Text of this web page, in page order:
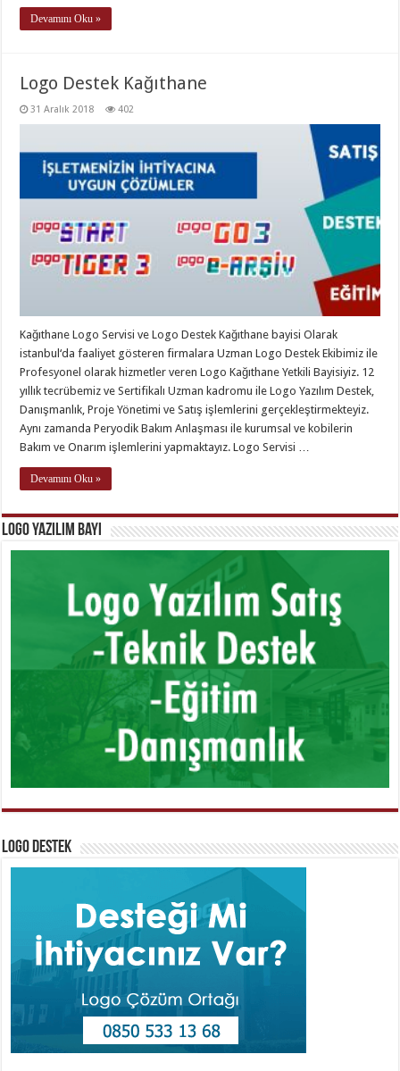
Devamını Oku »
Logo Destek Kağıthane
31 Aralık 2018 402
Kağıthane Logo Servisi ve Logo Destek Kağıthane bayisi Olarak
istanbul‘da faaliyet gösteren firmalara Uzman Logo Destek Ekibimiz ile
Profesyonel olarak hizmetler veren Logo Kağıthane Yetkili Bayisiyiz. 12
yıllık tecrübemiz ve Sertifikalı Uzman kadromu ile Logo Yazılım Destek,
Danışmanlık, Proje Yönetimi ve Satış işlemlerini gerçekleştirmekteyiz.
Aynı zamanda Peryodik Bakım Anlaşması ile kurumsal ve kobilerin
Bakım ve Onarım işlemlerini yapmaktayız. Logo Servisi …
Devamını Oku »
Logo Yazılım Bayi
Logo Destek